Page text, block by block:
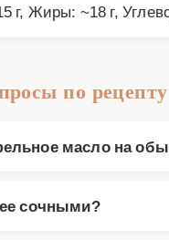
г, Жиры: ~18 г,
по рецепту
масло на
сочными?